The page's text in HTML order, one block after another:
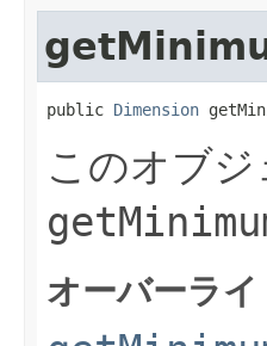
public Dimension
このオブ
オーバーラ